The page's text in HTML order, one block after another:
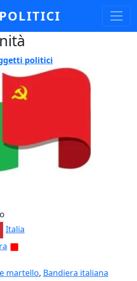
politici
Italia
martello, Bandiera italiana